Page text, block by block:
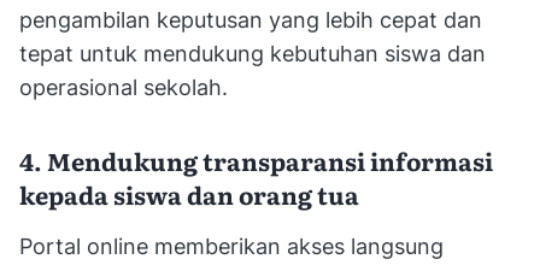
pengambilan keputusan yang lebih cepat dan
tepat untuk mendukung kebutuhan siswa dan
operasional sekolah.
4. Mendukung transparansi informasi
kepada siswa dan orang tua
Portal online memberikan akses langsung